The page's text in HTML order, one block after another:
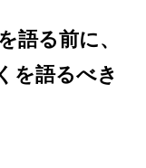
語る前に、
を語るべき